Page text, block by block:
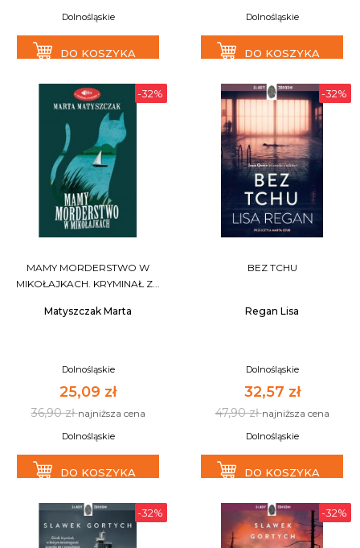
Dolnośląskie
DO KOSZYKA
Dolnośląskie
DO KOSZYKA
-32%
MAMY MORDERSTWO W
MIKOŁAJKACH. KRYMINAŁ Z...
Matyszczak Marta
Dolnośląskie
25,09 zł
36,90 złnajniższa cena
Dolnośląskie
DO KOSZYKA
-32%
BEZ TCHU
Regan Lisa
Dolnośląskie
32,57 zł
47,90 złnajniższa cena
Dolnośląskie
DO KOSZYKA
-32% -32%